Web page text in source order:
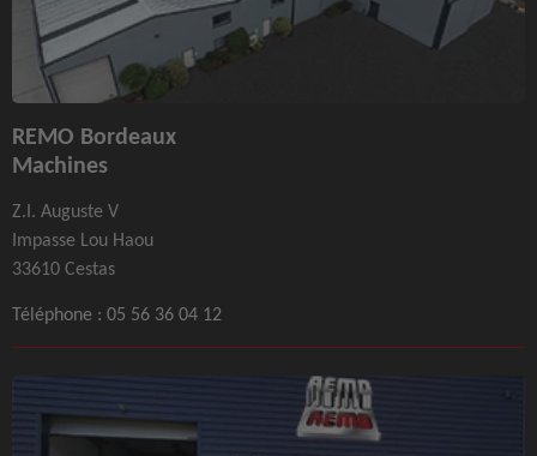
REMO Bordeaux
Machines
Z.I. Auguste V
Impasse Lou Haou
33610 Cestas
Téléphone : 05 56 36 04 12